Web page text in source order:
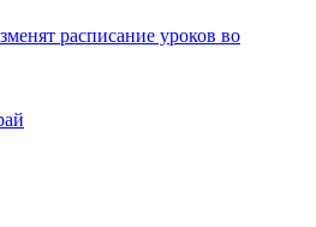
расписание уроков во